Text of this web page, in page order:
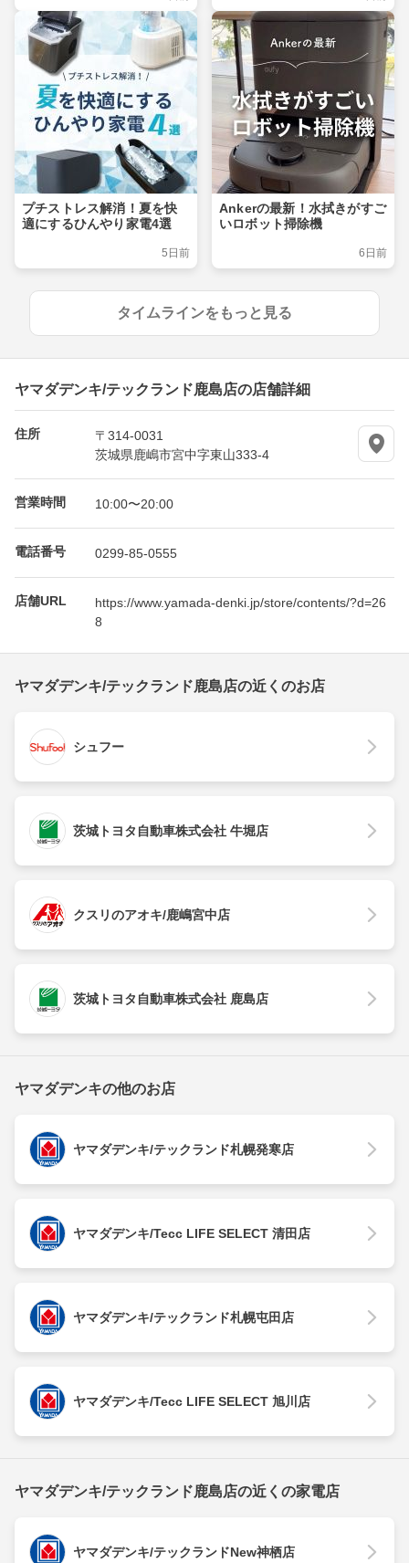
プチストレス解消！夏を快
適にするひんやり家電4選
5日前
Ankerの最新！水拭きがすご
いロボット掃除機
6日前
タイムラインをもっと見る
ヤマダデンキ/テックランド鹿島店の店舗詳細
住所
〒314-0031
茨城県鹿嶋市宮中字東山333-4
営業時間 10:00〜20:00
電話番号 0299-85-0555
店舗URL
https://www.yamada-denki.jp/store/contents/?d=26
8
ヤマダデンキ/テックランド鹿島店の近くのお店
シュフー
茨城トヨタ自動車株式会社 牛堀店
クスリのアオキ/鹿嶋宮中店
茨城トヨタ自動車株式会社 鹿島店
ヤマダデンキの他のお店
ヤマダデンキ/テックランド札幌発寒店
ヤマダデンキ/Tecc LIFE SELECT 清田店
ヤマダデンキ/テックランド札幌屯田店
ヤマダデンキ/Tecc LIFE SELECT 旭川店
ヤマダデンキ/テックランド鹿島店の近くの家電店
ヤマダデンキ/テックランドNew神栖店